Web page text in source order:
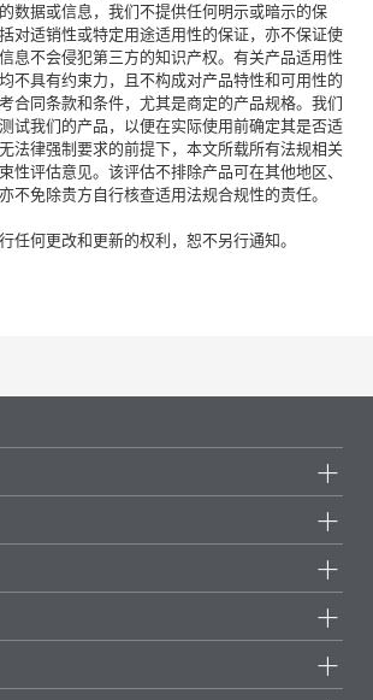
数据或信息，我们不提供任何明示或暗示的保
对适销性或特定用途适用性的保证，亦不保证使
息不会侵犯第三方的知识产权。有关产品适用性
不具有约束力，且不构成对产品特性和可用性的
合同条款和条件，尤其是商定的产品规格。我们
试我们的产品，以便在实际使用前确定其是否适
法律强制要求的前提下，本文所载所有法规相关
性评估意见。该评估不排除产品可在其他地区、
不免除贵方自行核查适用法规合规性的责任。
任何更改和更新的权利，恕不另行通知。